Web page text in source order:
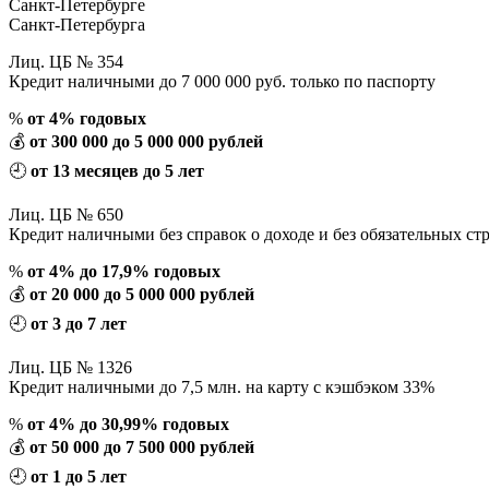
Санкт-Петербурге
Санкт-Петербурга
Лиц. ЦБ № 354
Кредит наличными до 7 000 000 руб. только по паспорту
% от 4% годовых
💰 от 300 000 до 5 000 000 рублей
🕘 от 13 месяцев до 5 лет
Лиц. ЦБ № 650
Кредит наличными без справок о доходе и без обязательных
% от 4% до 17,9% годовых
💰 от 20 000 до 5 000 000 рублей
🕘 от 3 до 7 лет
Лиц. ЦБ № 1326
Кредит наличными до 7,5 млн. на карту с кэшбэком 33%
% от 4% до 30,99% годовых
💰 от 50 000 до 7 500 000 рублей
🕘 от 1 до 5 лет